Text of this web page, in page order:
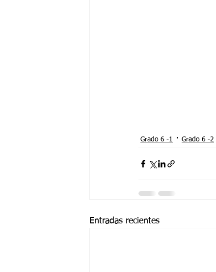
Grado 6 -1 Grado 6 -2
Entradas recientes